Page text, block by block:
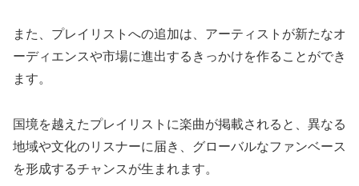
また、プレイリストへの追加は、アーティストが新たなオ
ーディエンスや市場に進出するきっかけを作ることができ
ます。
国境を越えたプレイリストに楽曲が掲載されると、異なる
地域や文化のリスナーに届き、グローバルなファンベース
を形成するチャンスが生まれます。